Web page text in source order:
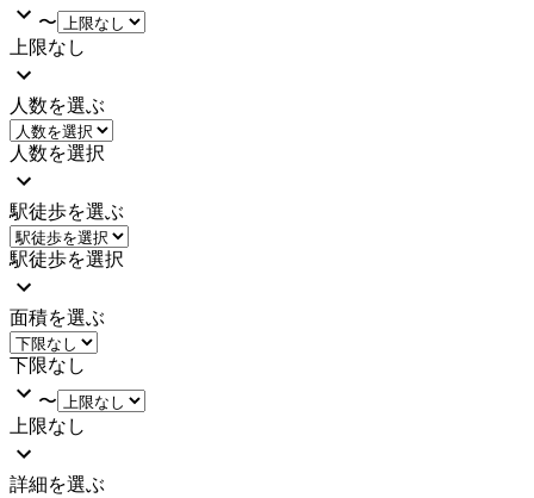
〜
上限なし
人数を選ぶ
人数を選択
駅徒歩を選ぶ
駅徒歩を選択
面積を選ぶ
下限なし
〜
上限なし
詳細を選ぶ